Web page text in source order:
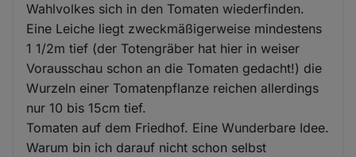
Wahlvolkes sich in den Tomaten wiederfinden.
Eine Leiche liegt zweckmäßigerweise mindestens
1 1/2m tief (der Totengräber hat hier in weiser
Vorausschau schon an die Tomaten gedacht!) die
Wurzeln einer Tomatenpflanze reichen allerdings
nur 10 bis 15cm tief.
Tomaten auf dem Friedhof. Eine Wunderbare Idee.
Warum bin ich darauf nicht schon selbst